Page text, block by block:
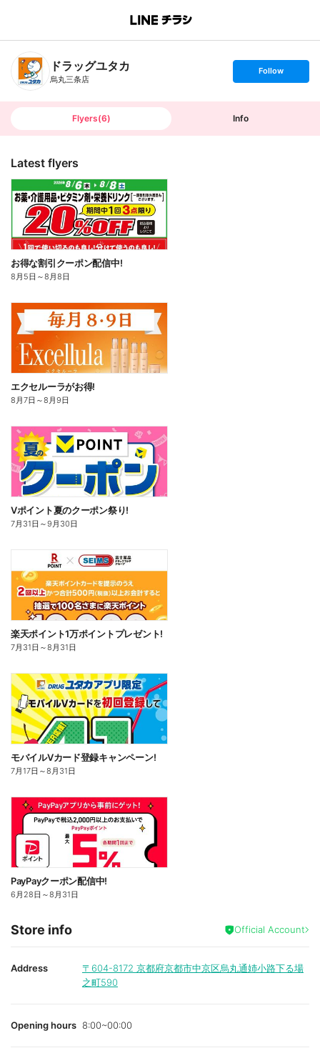
B
n
T
ドラッグユタカ
烏丸三条店
s
t
o
Follow
Flyers(6) Info
Latest flyers
お得な割引クーポン配信中!
8月5日 ～8月8日
エクセルーラがお得!
8月7日 ～8月9日
Vポイント夏のクーポン祭り!
7月31日 ～9月30日
楽天ポイント1万ポイントプレゼント!
7月31日 ～8月31日
モバイルVカード登録キャンペーン!
7月17日 ～8月31日
PayPayクーポン配信中!
6月28日 ～8月31日
Store info Official Account
Address 〒604-8172 京都府京都市中京区烏丸通姉小路下る場
之町590
Opening hours 8:00~00:00